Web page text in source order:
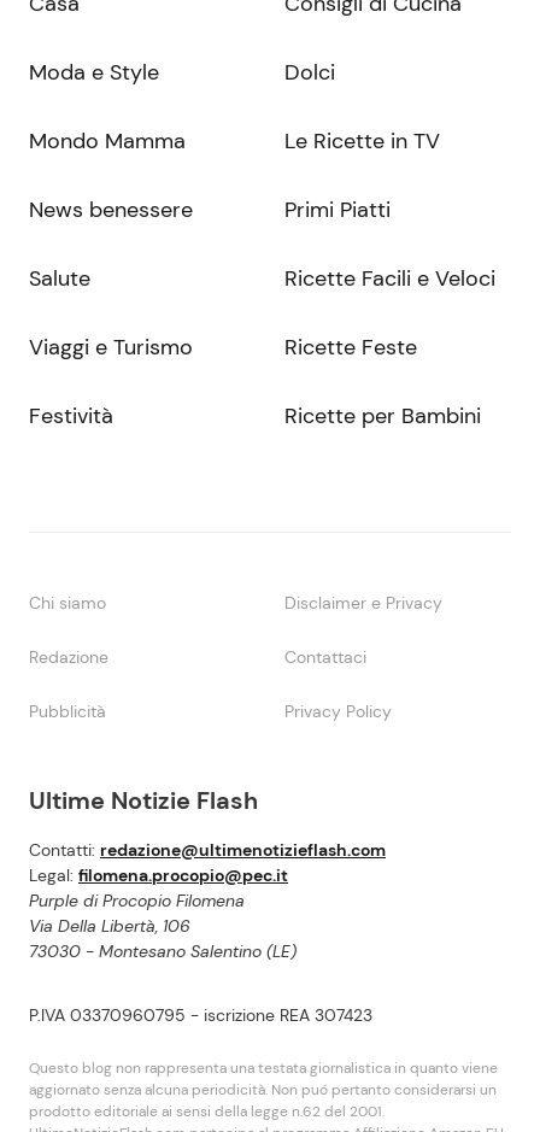
Ultime Notizie Flash
Contatti: redazione@ultimenotizieflash.com
Legal: filomena.procopio@pec.it
Purple di Procopio Filomena
Via Della Libertà, 106
73030 - Montesano Salentino (LE)
P.IVA 03370960795 - iscrizione REA 307423
Questo blog non rappresenta una testata giornalistica in quanto viene
aggiornato senza alcuna periodicità. Non puó pertanto considerarsi un
prodotto editoriale ai sensi della legge n.62 del 2001.
Moda e Style
Mondo Mamma
News benessere
Salute
Viaggi e Turismo
Festività
Dolci
Le Ricette in TV
Primi Piatti
Ricette Facili e Veloci
Ricette Feste
Ricette per Bambini
Chi siamo Disclaimer e Privacy
Redazione Contattaci
Pubblicità Privacy Policy